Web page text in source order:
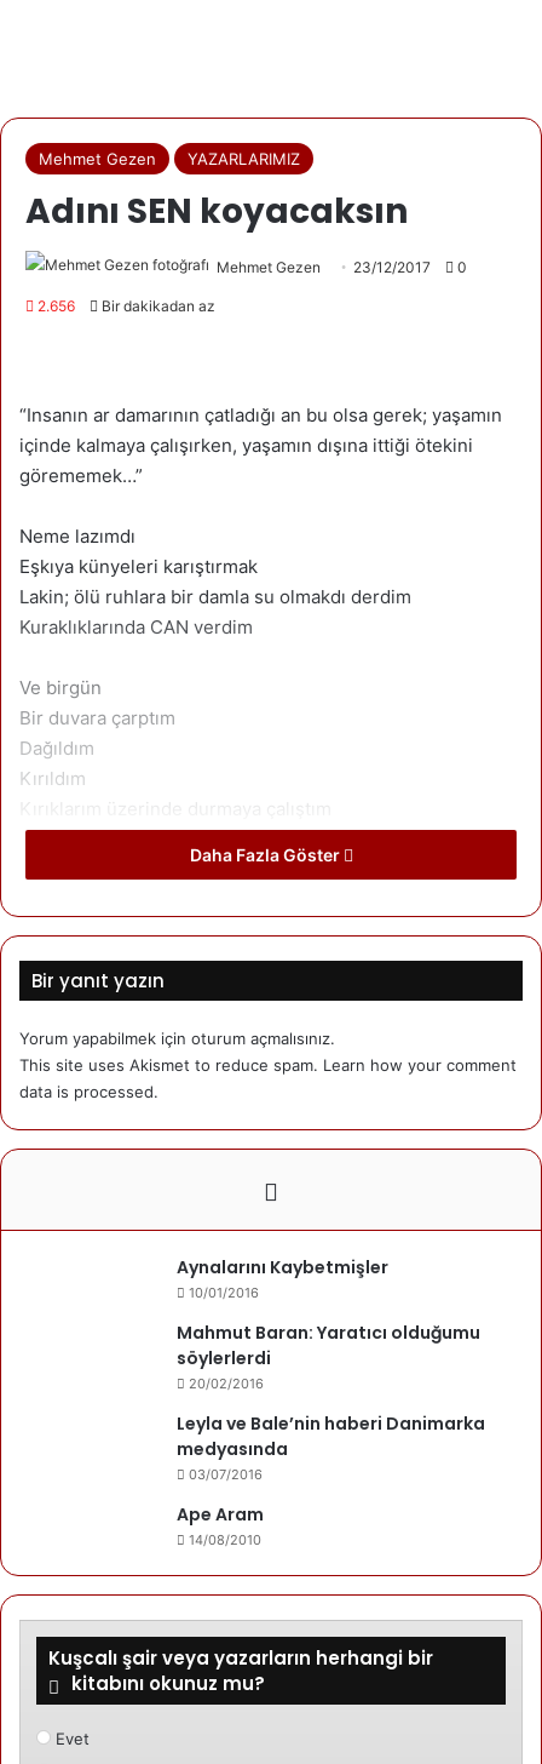
Mehmet Gezen YAZARLARIMIZ
Adını SEN koyacaksın
Mehmet Gezen 23/12/2017 0
2.656 Bir dakikadan az
“Insanın ar damarının çatladığı an bu olsa gerek; yaşamın
içinde kalmaya çalışırken, yaşamın dışına ittiği ötekini
görememek…”
Neme lazımdı
Eşkıya künyeleri karıştırmak
Lakin; ölü ruhlara bir damla su olmakdı derdim
Kuraklıklarında CAN verdim
Ve birgün
Bir duvara çarptım
Dağıldım
Kırıldım
Kırıklarım üzerinde durmaya çalıştım
Çarptığım duvara her tırmanışımda
– ki bu benim onurumdu,
Hep düşen oluyordum
– bu bana dayattığın onursuzluklardi,
Kabullenemezdim
Insanın insana olan zulmü, insana zuldü
Lakin; bunu anlatmak,
Ve bildirdim
Kendini acındıranlar
Ölmesini bilemediler…
Boyunlarında asılı duran
Değirmen taşları var hâlâ
Durmadan onuru öğütüyorlar.
Yazarımız
Mehmet Gezen
Son yazıları
Daha Fazla Göster
Bir yanıt yazın
Yorum yapabilmek için oturum açmalısınız.
This site uses Akismet to reduce spam. Learn how your comment
data is processed.
Aynalarını Kaybetmişler
10/01/2016
Mahmut Baran: Yaratıcı olduğumu
söylerlerdi
20/02/2016
Leyla ve Bale’nin haberi Danimarka
medyasında
03/07/2016
Ape Aram
14/08/2010
Kuşcalı şair veya yazarların herhangi bir
kitabını okunuz mu?
Evet